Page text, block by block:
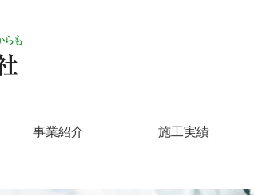
事業紹介 施工実績